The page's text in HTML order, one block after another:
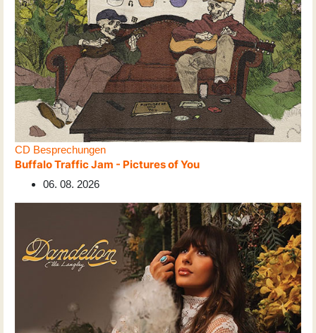
CD Besprechungen
Buffalo Traffic Jam - Pictures of You
06. 08. 2026